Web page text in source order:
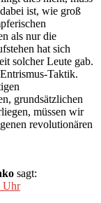
ist, wie groß
als nur die
hat sich
solcher Leute gab.
Taktik.
grundsätzlichen
müssen wir
revolutionären
sagt:
Uhr